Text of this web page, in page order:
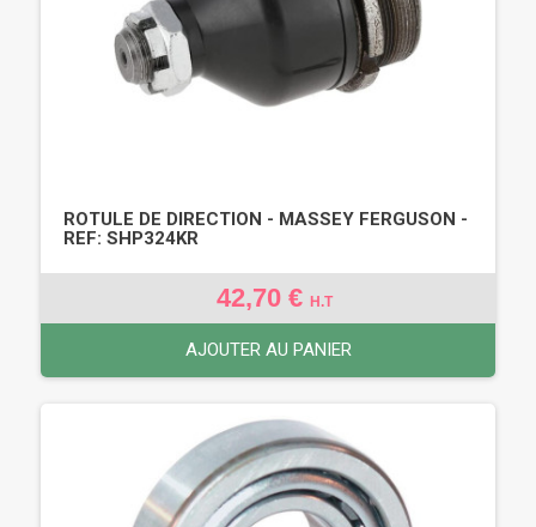
ROTULE DE DIRECTION - MASSEY FERGUSON -
REF: SHP324KR
42,70 € H.T
AJOUTER AU PANIER